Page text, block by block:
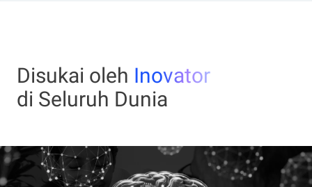
Disukai oleh Inovator
di Seluruh Dunia